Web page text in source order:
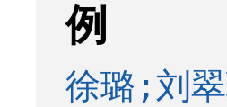
例
徐璐;刘